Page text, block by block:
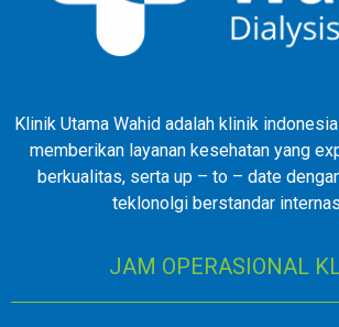
Klinik Utama Wahid adalah klinik
memberikan layanan kesehatan yang
berkualitas, serta up – to – date
teklonolgi berstandar
JAM OPERASIONAL